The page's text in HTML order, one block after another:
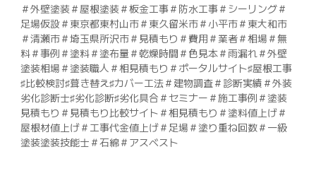
＃外壁塗装＃屋根塗装＃板金工事＃防水工事＃シーリング＃
足場仮設＃東京都東村山市＃東久留米市＃小平市＃東大和市
＃清瀬市＃埼玉県所沢市＃見積もり＃費用＃業者＃相場＃無
料＃事例＃塗料＃塗布量＃乾燥時間＃色見本＃雨漏れ＃外壁
塗装相場＃塗装職人＃相見積もり＃ポータルサイト♯屋根工事
♯比較検討♯葺き替え♯カバー工法＃建物調査＃診断実績＃外装
劣化診断士♯劣化診断♯劣化具合＃セミナー＃施工事例＃塗装
見積もり＃見積もり比較サイト＃相見積もり＃塗料値上げ＃
屋根材値上げ＃工事代金値上げ＃足場＃塗り重ね回数＃一級
塗装塗装技能士＃石綿＃アスベスト